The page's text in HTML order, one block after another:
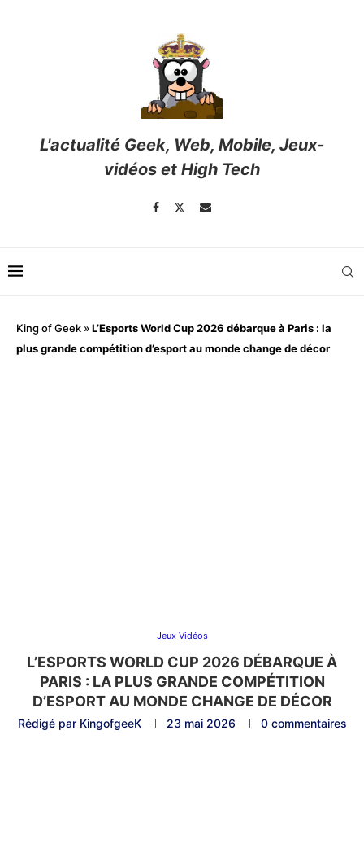
L'actualité Geek, Web, Mobile, Jeux-
vidéos et High Tech
King of Geek »L’Esports World Cup 2026 débarque à Paris : la
plus grande compétition d’esport au monde change de décor
Jeux Vidéos
L’ESPORTS WORLD CUP 2026 DÉBARQUE À
PARIS : LA PLUS GRANDE COMPÉTITION
D’ESPORT AU MONDE CHANGE DE DÉCOR
Rédigé par KingofgeeK 23 mai 2026 0 commentaires